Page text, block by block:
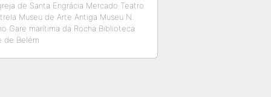
de Santa Engrácia Mercado Teatro
Museu de Arte Antiga Museu N.
Gare marítima da Rocha Biblioteca
de Belém